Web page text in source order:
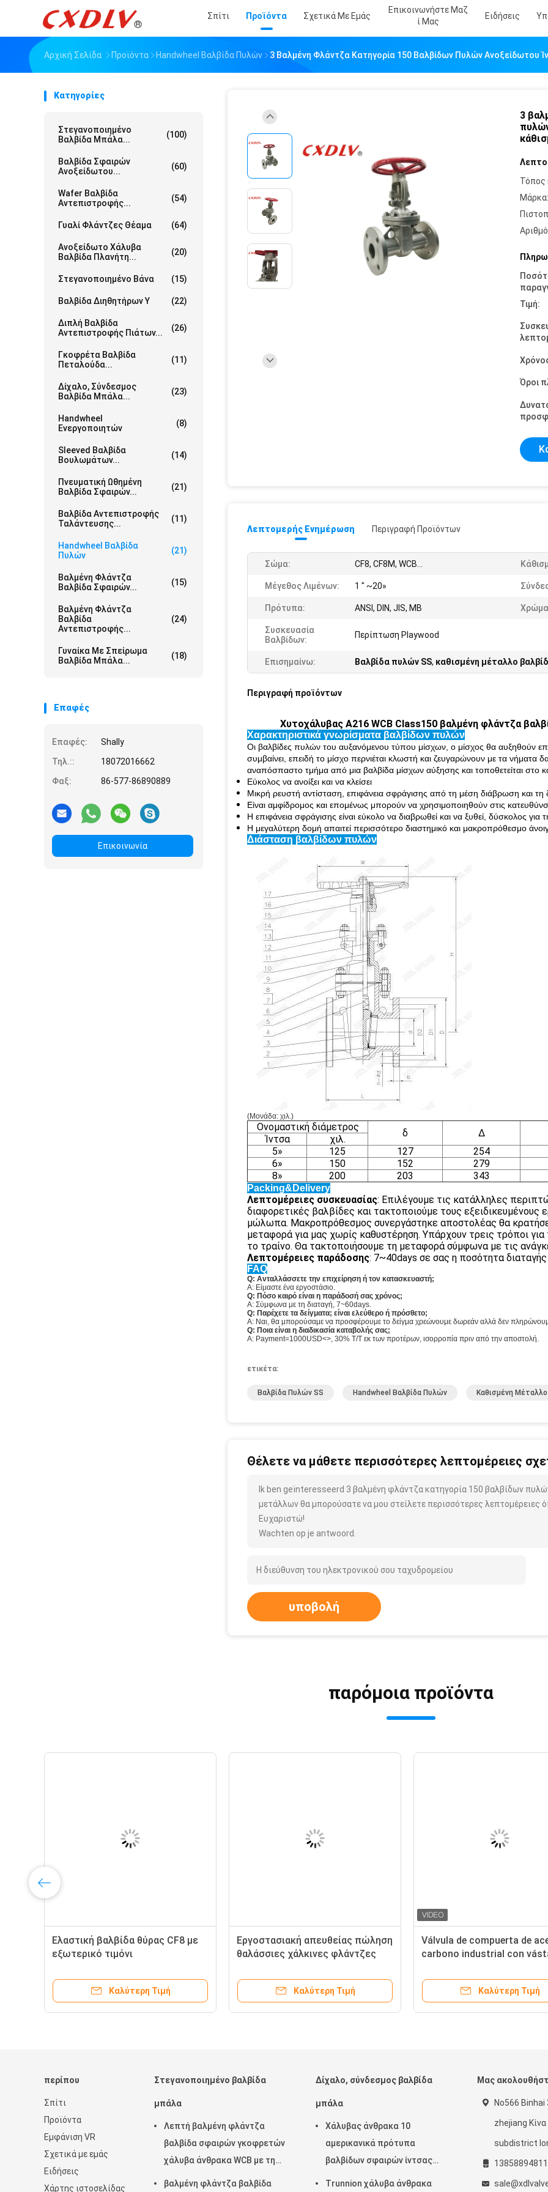
Σπίτι Προϊόντα Σχετικά Με Εμάς
Επικοινωνήστε Μαζ
Ί Μας
Ειδήσεις
Αρχική Σελίδα Προϊόντα Handwheel Βαλβίδα Πυλών 3 Βαλμένη Φλάντζα Κατηγορία 150 Βαλβίδων Πυλών Ανοξείδωτου
Κατηγορίες
Στεγανοποιημένο
Βαλβίδα Μπάλα...
(100)
Βαλβίδα Σφαιρών
Ανοξείδωτου...
(60)
Wafer Βαλβίδα
Αντεπιστροφής...
(54)
Γυαλί Φλάντζες Θέαμα (64)
Ανοξείδωτο Χάλυβα
Βαλβίδα Πλανήτη...
(20)
Στεγανοποιημένο Βάνα (15)
Βαλβίδα Διηθητήρων Υ (22)
Διπλή Βαλβίδα
Αντεπιστροφής Πιάτων...
(26)
Γκοφρέτα Βαλβίδα
Πεταλούδα...
(11)
Δίχαλο, Σύνδεσμος
Βαλβίδα Μπάλα...
(23)
Handwheel
Ενεργοποιητών
(8)
Sleeved Βαλβίδα
Βουλωμάτων...
(14)
Πνευματική Ωθημένη
Βαλβίδα Σφαιρών...
(21)
Βαλβίδα Αντεπιστροφής
Ταλάντευσης...
(11)
Handwheel Βαλβίδα
Πυλών
(21)
Βαλμένη Φλάντζα
Βαλβίδα Σφαιρών...
(15)
Βαλμένη Φλάντζα
Βαλβίδα
Αντεπιστροφής...
(24)
Γυναίκα Με Σπείρωμα
Βαλβίδα Μπάλα...
(18)
Επαφές
Επαφές:
Shally
Τηλ.::
18072016662
Φαξ:
86-577-86890889
Επικοινωνία
3
Τόπος
Μάρκα:
Τιμή:
Όροι
Λεπτομερής Ενημέρωση Περιγραφή Προϊόντων
Σώμα: CF8, CF8M, WCB…
Μέγεθος Λιμένων: 1 " ~20»
Πρότυπα: ANSI, DIN, JIS, ΜΒ
Συσκευασία
Βαλβίδων:
Περίπτωση Playwood
Επισημαίνω: Βαλβίδα πυλών SS, καθισμένη μέταλλο
Περιγραφή προϊόντων
Χυτοχάλυβας A216 WCB Class150 βαλμένη φλάντζα
Χαρακτηριστικά γνωρίσματα βαλβίδων πυλών
Οι βαλβίδες πυλών του αυξανόμενου τύπου μίσχων, ο μίσχος θα αυξηθούν
συμβαίνει, επειδή το μίσχο περνιέται κλωστή και ζευγαρώνουν με τα νήματα
αναπόσπαστο τμήμα από μια βαλβίδα μίσχων αύξησης και τοποθετείται στο
Εύκολος να ανοίξει και να κλείσει
Μικρή ρευστή αντίσταση, επιφάνεια σφράγισης από τη μέση διάβρωση και
Είναι αμφίδρομος και επομένως μπορούν να χρησιμοποιηθούν στις
Η επιφάνεια σφράγισης είναι εύκολο να διαβρωθεί και να ξυθεί, δύσκολος για
Η μεγαλύτερη δομή απαιτεί περισσότερο διαστημικό και μακροπρόθεσμο
Διάσταση βαλβίδων πυλών
(Μονάδα: χιλ.)
Ονομαστική διάμετρος
δ Δ
Ίντσα
χιλ.
5»
125 127
254
6»
150 152
279
8»
200 203 343
Packing&Delivery
Λεπτομέρειες συσκευασίας: Επιλέγουμε τις κατάλληλες
διαφορετικές βαλβίδες και τακτοποιούμε τους
μώλωπα. Μακροπρόθεσμος συνεργάστηκε αποστολέας θα
μεταφορά για μας χωρίς καθυστέρηση. Υπάρχουν τρεις τρόποι
το τραίνο. Θα τακτοποιήσουμε τη μεταφορά σύμφωνα με τις
Λεπτομέρειες παράδοσης: 7~40days σε σας η ποσότητα
FAQ
Q: Ανταλλάσσετε την επιχείρηση ή τον κατασκευαστή;
Α: Είμαστε ένα εργοστάσιο.
Q: Πόσο καιρό είναι η παράδοσή σας χρόνος;
Α: Σύμφωνα με τη διαταγή, 7~60days.
Q: Παρέχετε τα δείγματα; είναι ελεύθερο ή πρόσθετο;
Α: Ναι, θα μπορούσαμε να προσφέρουμε το δείγμα χρεώνουμε δωρεάν αλλά δεν
Q: Ποια είναι η διαδικασία καταβολής σας;
Α: Payment=1000USD<>, 30% T/T εκ των προτέρων, ισορροπία πριν από την αποστολή.
ετικέτα:
Βαλβίδα Πυλών SS Handwheel Βαλβίδα Πυλών Καθισμένη
Θέλετε να μάθετε περισσότερες λεπτομέρειες
Ik ben geïnteresseerd 3 βαλμένη φλάντζα κατηγορία 150 βαλβίδων
μετάλλων θα μπορούσατε να μου στείλετε περισσότερες λεπτομέρειες
Ευχαριστώ!
Wachten op je antwoord.
υποβολή
παρόμοια προϊόντα
Válvula de compuerta de acero al
carbono industrial con vástago
construcción robusta y un control
de flujo preciso para diversos
Καλύτερη Τιμή
Smooth and Secure Connection
with Flange Ends Handwheel Gate
Control in Industries
Καλύτερη Τιμή
Φλάντζα Σύνδεση
Πυλών από
Τύπου Εφαρμογές
περίπου
Σπίτι
Προϊόντα
Εμφάνιση VR
Σχετικά με εμάς
Ειδήσεις
Χάρτης ιστοσελίδας
Στεγανοποιημένο βαλβίδα
μπάλα
Λεπτή βαλμένη φλάντζα
βαλβίδα σφαιρών γκοφρετών
χάλυβα άνθρακα WCB με τη
λαβή ανοξείδωτου
βαλμένη φλάντζα βαλβίδα
Δίχαλο, σύνδεσμος βαλβίδα
μπάλα
Χάλυβας άνθρακα 10
αμερικανικά πρότυπα
βαλβίδων σφαιρών ίντσας
2pcs τοποθετημένα Trunnion
Trunnion χάλυβα άνθρακα
Μας
No566
zhejiang
subdistrict
13858894811